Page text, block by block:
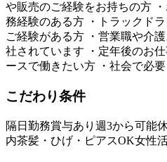
や販売のご経験をお持ちの方
務経験のある方 ・トラックド
ご経験がある方 ・営業職や介
社されています ・定年後のお
ースで働きたい方 ・社会で必
こだわり条件
隔日勤務賞与あり 週3から可能
内茶髪・ひげ・ピアスOK女性